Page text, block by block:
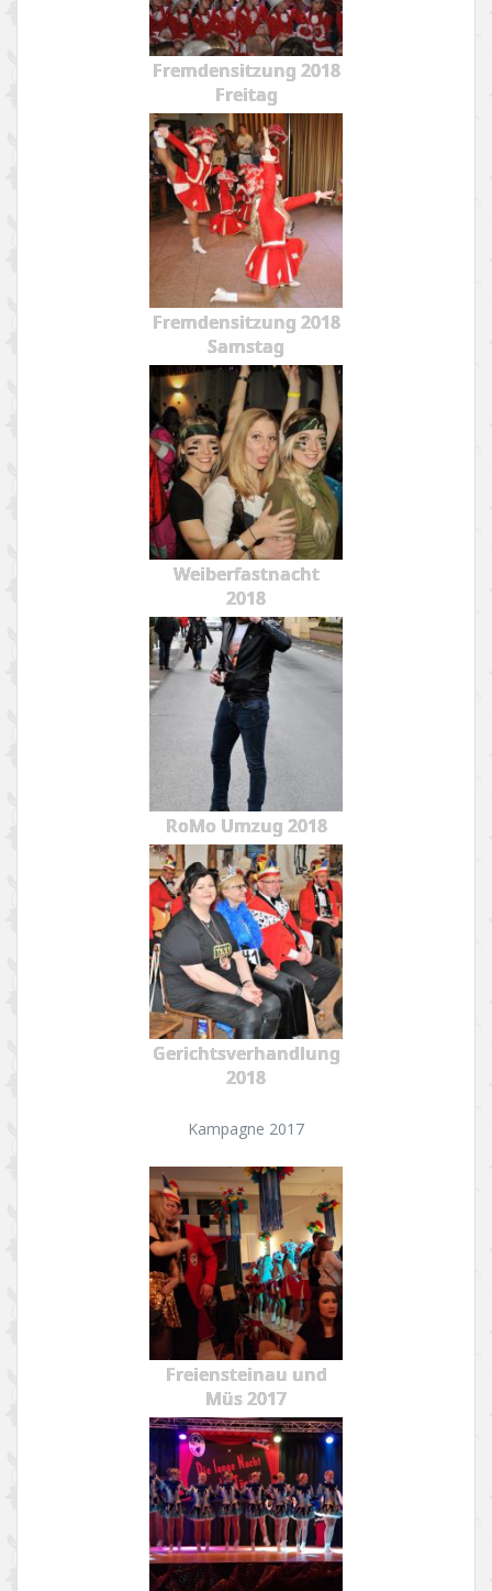
Fremdensitzung 2018
Freitag
Fremdensitzung 2018
Samstag
Weiberfastnacht
2018
RoMo Umzug 2018
Gerichtsverhandlung
2018
Kampagne 2017
Freiensteinau und
Müs 2017